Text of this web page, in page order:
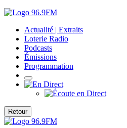
Actualité | Extraits
Loterie Radio
Podcasts
Émissions
Programmation
Retour